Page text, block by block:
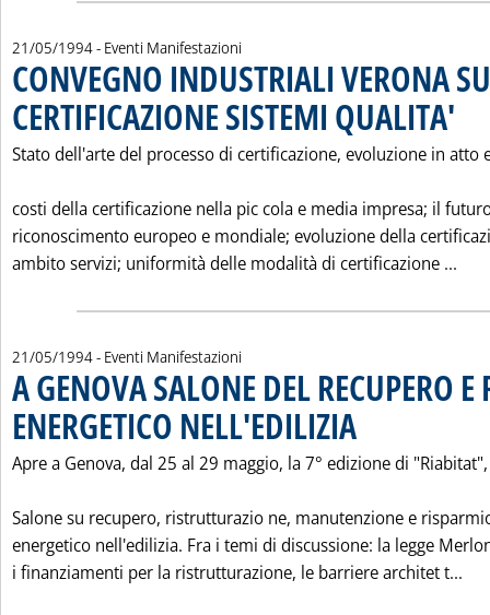
21/05/1994- Eventi Manifestazioni
CONVEGNO INDUSTRIALI VERONA SU
CERTIFICAZIONE SISTEMI QUALITA'
Stato dell'arte del processo di certificazione, evoluzione in atto
costi della certificazione nella pic cola e media impresa; il
riconoscimento europeo e mondiale; evoluzione della
ambito servizi; uniformità delle modalità di certificazione ...
21/05/1994- Eventi Manifestazioni
A GENOVA SALONE DEL RECUPERO
ENERGETICO NELL'EDILIZIA
Apre a Genova, dal 25 al 29 maggio, la 7° edizione di
Salone su recupero, ristrutturazio ne, manutenzione e
energetico nell'edilizia. Fra i temi di discussione: la legge
i finanziamenti per la ristrutturazione, le barriere architet t...